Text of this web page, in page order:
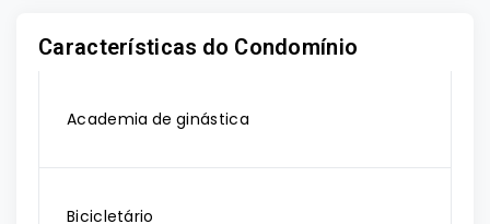
Características do Condomínio
Academia de ginástica
Bicicletário